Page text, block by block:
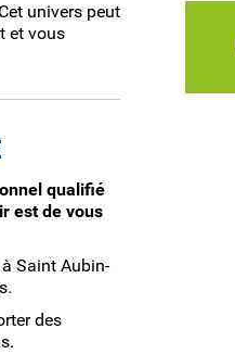
univers peut
et vous
qualifié
est de vous
Saint Aubin-
des